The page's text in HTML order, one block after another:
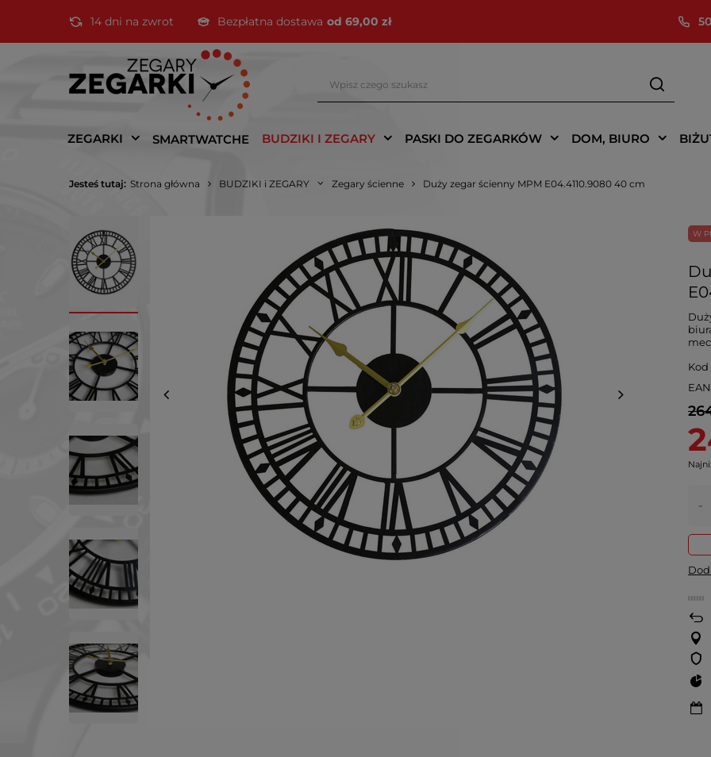
14 dni na zwrot Bezpłatna dostawa od 69,00 zł
ZEGARKI SMARTWATCHE BUDZIKI I ZEGARY PASKI DO ZEGARKÓW DOM, BIURO
Jesteś tutaj: Strona główna BUDZIKI i ZEGARY Zegary ścienne Duży zegar ścienny MPM E04.4110.9080 40 cm
W
EAN
-